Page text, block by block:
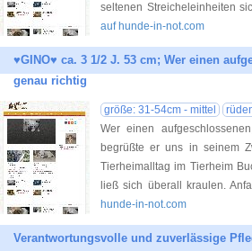
seltenen Streicheleinheiten
auf hunde-in-not.com
♥GINO♥ ca. 3 1/2 J. 53 cm; Wer einen
genau richtig
größe: 31-54cm - mittel
Wer einen
begrüßte er uns in seinem
Tierheimalltag im Tierheim
ließ sich überall kraulen.
hunde-in-not.com
Verantwortungsvolle und zuverlässige